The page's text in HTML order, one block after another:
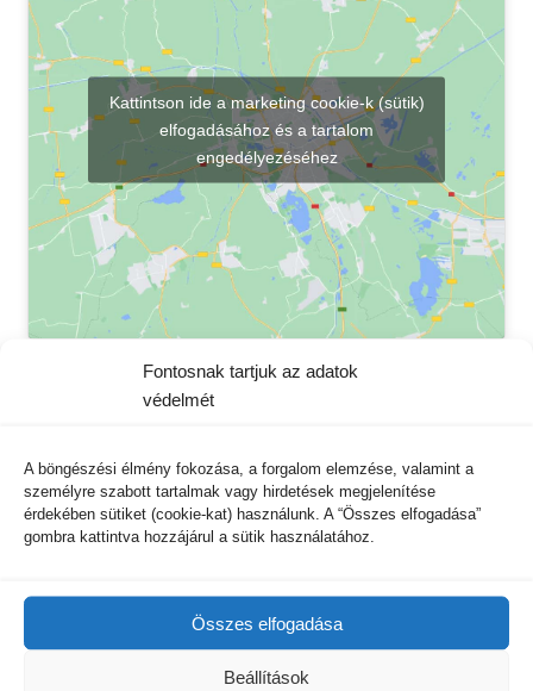
Fontosnak tartjuk az adatok
védelmét
A böngészési élmény fokozása, a forgalom elemzése, valamint a
személyre szabott tartalmak vagy hirdetések megjelenítése
érdekében sütiket (cookie-kat) használunk. A “Összes elfogadása”
gombra kattintva hozzájárul a sütik használatához.
Összes elfogadása
Beállítások
Kattintson ide a marketing cookie-k (sütik)
elfogadásához és a tartalom
engedélyezéséhez
VISVIS Kft
8200 Veszprém, Damjanich u. 1. C. ép.
Tel.: +36 30 277-1101
facebook.com/visinside/